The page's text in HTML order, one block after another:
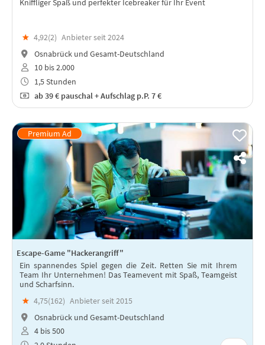
★ 4,92(2) Anbieter seit 2024
Osnabrück und Gesamt-Deutschland
10 bis 2.000
1,5 Stunden
ab39 € pauschal + Aufschlag p.P. 7 €
Escape-Game "Hackerangriff"
Ein spannendes Spiel gegen die Zeit. Retten Sie mit Ihrem
Team Ihr Unternehmen! Das Teamevent mit Spaß, Teamgeist
und Scharfsinn.
★ 4,75(162) Anbieter seit 2015
Osnabrück und Gesamt-Deutschland
4 bis 500